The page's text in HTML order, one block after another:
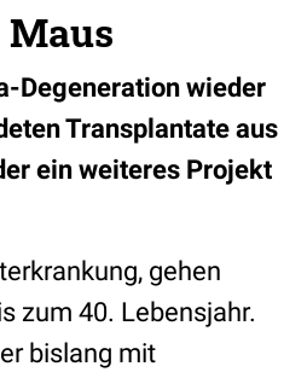
Maus
Degeneration wieder
Transplantate aus
ein weiteres Projekt
gehen
zum 40. Lebensjahr.
bislang mit